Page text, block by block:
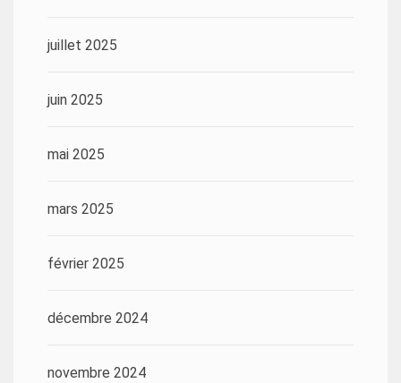
juillet 2025
juin 2025
mai 2025
mars 2025
février 2025
décembre 2024
novembre 2024